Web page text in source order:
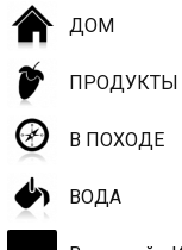
ДОМ
ПРОДУКТЫ
В ПОХОДЕ
ВОДА